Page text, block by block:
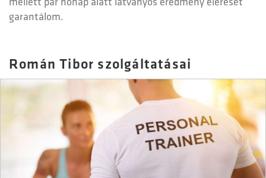
mellett pár hónap alatt látványos eredmény elérését
garantálom.
Román Tibor szolgáltatásai